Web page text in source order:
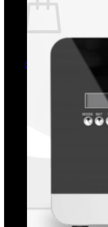
Chưa có
Quay trở lại cửa hàng